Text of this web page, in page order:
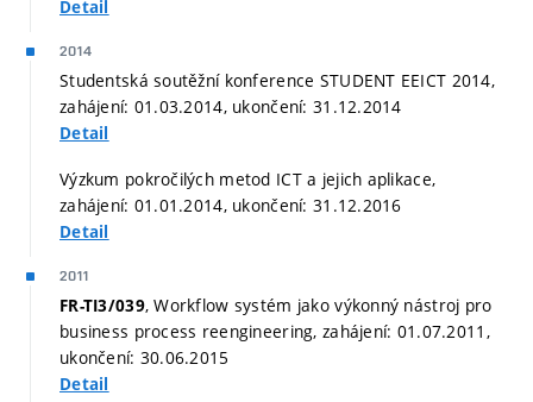
Detail
2014
Studentská soutěžní konference STUDENT EEICT 2014,
zahájení: 01.03.2014, ukončení: 31.12.2014
Detail
Výzkum pokročilých metod ICT a jejich aplikace,
zahájení: 01.01.2014, ukončení: 31.12.2016
Detail
2011
FR-TI3/039, Workflow systém jako výkonný nástroj pro
business process reengineering, zahájení: 01.07.2011,
ukončení: 30.06.2015
Detail